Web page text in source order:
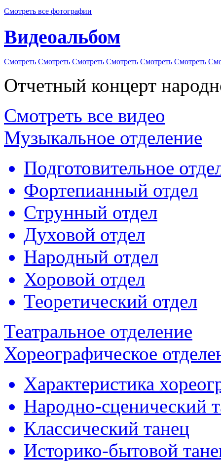
Смотреть все фотографии
Видеоальбом
Смотреть Смотреть Смотреть Смотреть Смотреть Смотреть
Отчетный концерт
Смотреть все видео
Музыкальное отделение
Подготовительное
Фортепианный отдел
Струнный отдел
Духовой отдел
Народный отдел
Хоровой отдел
Теоретический отдел
Театральное отделение
Хореографическое
Характеристика
Народно-сценический
Классический танец
Историко-бытовой